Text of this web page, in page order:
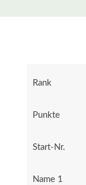
Rank
Punkte
Start-Nr.
Name 1